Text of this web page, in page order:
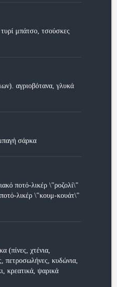
μπάτσο, τσούσκες
αγριοβότανα, γλυκά
σάρκα
ποτό-λικέρ \"ροζολί\"
λικέρ \"κουμ-κουάτ\"
(πίνες, χτένια,
πετροσωλήνες, κυδώνια,
κρεατικά, ψαρικά